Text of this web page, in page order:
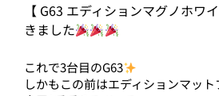
【 G63 エディションマグノホワ
きました
これで3台目のG63
しかもこの前はエディションマット